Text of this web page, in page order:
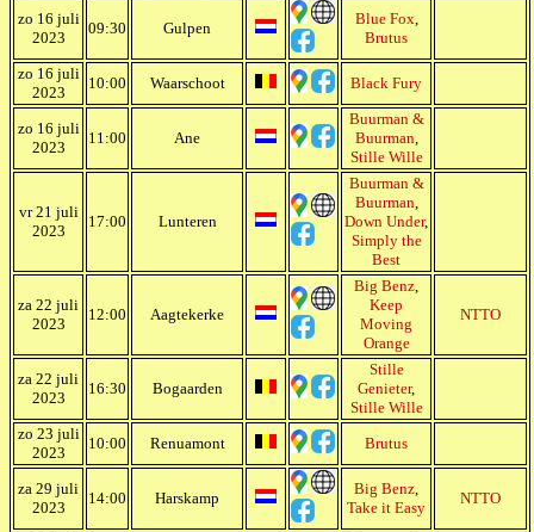
zo 16 juli
2023
09:30 Gulpen
Blue Fox
Brutus
zo 16 juli
2023
10:00 Waarschoot Black Fury
zo 16 juli
2023
11:00 Ane
Buurman &
Buurman
Stille Wille
vr 21 juli
2023
17:00 Lunteren
Buurman &
Buurman
Down Under,
Simply the
Best
za 22 juli
2023
12:00 Aagtekerke
Big Benz
Keep
Moving
Orange
NTTO
za 22 juli
2023
16:30 Bogaarden
Stille
Genieter,
Stille Wille
zo 23 juli
2023
10:00 Renuamont Brutus
za 29 juli
2023
14:00 Harskamp
Big Benz
Take it Easy
NTTO